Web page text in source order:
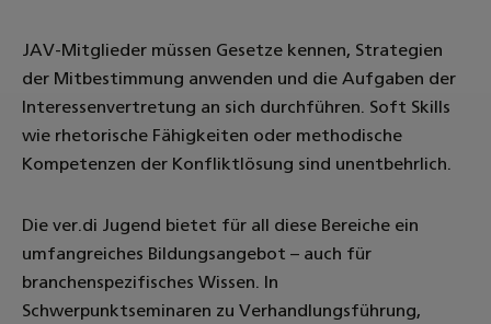
JAV-Mitglieder müssen Gesetze kennen, Strategien
der Mitbestimmung anwenden und die Aufgaben der
Interessenvertretung an sich durchführen. Soft Skills
wie rhetorische Fähigkeiten oder methodische
Kompetenzen der Konfliktlösung sind unentbehrlich.
Die ver.di Jugend bietet für all diese Bereiche ein
umfangreiches Bildungsangebot – auch für
branchenspezifisches Wissen. In
Schwerpunktseminaren zu Verhandlungsführung,